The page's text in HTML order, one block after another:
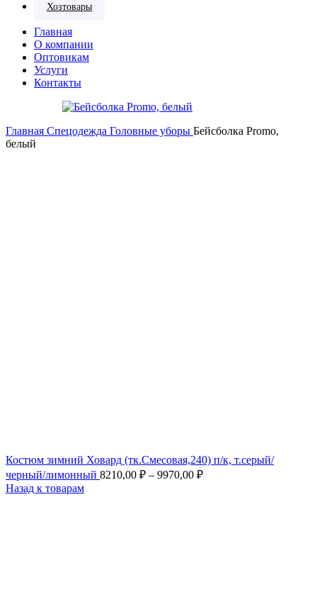
Хозтовары
Главная
О компании
Оптовикам
Услуги
Контакты
Главная Спецодежда Головные уборы Бейсболка Promo,
белый
Костюм зимний Ховард (тк.Смесовая,240) п/к, т.серый/
черный/лимонный 8210,00 ₽ – 9970,00 ₽
Назад к товарам